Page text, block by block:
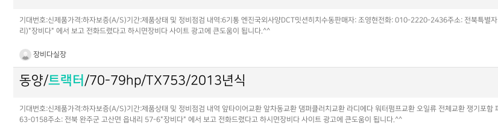
기대번호:신제품가격:하자보증(A/S)기간:제품상태 및 정비점검 내역:6기통 엔진국외사양DCT밋션히치수동판매자: 조영현전화: 010-2220-2436주소: 전북특별
리)"장비다" 에서 보고 전화드렸다고 하시면장비다 사이트 광고에 큰도움이 됩니다.^^
장비다실장
동양/트랙터 /70-79hp/TX753/2013년식
기대번호:신제품가격:하자보증(A/S)기간:제품상태 및 정비점검 내역 앞타이어교환 앞차동교환 댐퍼클러치교환 라디에다 워터펌프교환 오일류 전체교환 쟁기포
63-0158주소: 전북 완주군 고산면 읍내리 57-6"장비다" 에서 보고 전화드렸다고 하시면장비다 사이트 광고에 큰도움이 됩니다.^^